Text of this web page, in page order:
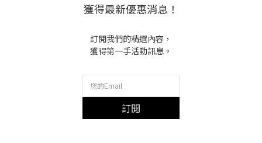
獲得最新優惠消息！
訂閱我們的精選內容，
獲得第一手活動訊息。
訂閱